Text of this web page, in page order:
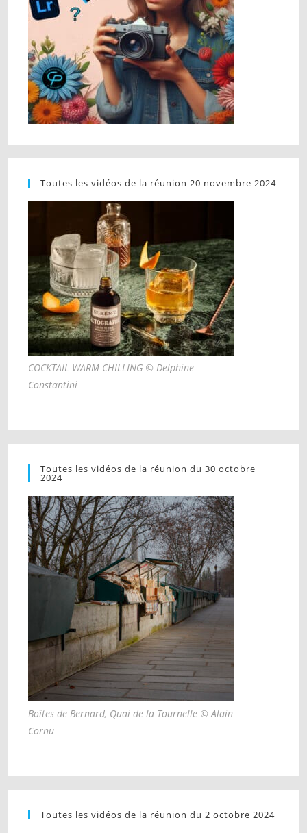
Toutes les vidéos de la réunion 20 novembre 2024
COCKTAIL WARM CHILLING © Delphine
Constantini
Toutes les vidéos de la réunion du 30 octobre
2024
Boîtes de Bernard, Quai de la Tournelle © Alain
Cornu
Toutes les vidéos de la réunion du 2 octobre 2024